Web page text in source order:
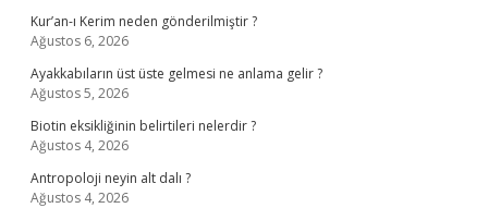
Kur’an-ı Kerim neden gönderilmiştir ?
Ağustos 6, 2026
Ayakkabıların üst üste gelmesi ne anlama gelir ?
Ağustos 5, 2026
Biotin eksikliğinin belirtileri nelerdir ?
Ağustos 4, 2026
Antropoloji neyin alt dalı ?
Ağustos 4, 2026